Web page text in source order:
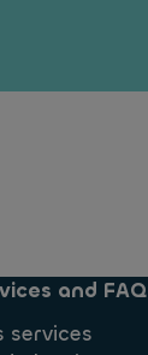
and FAQ
services